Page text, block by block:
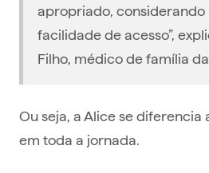
apropriado, considerando
facilidade de acesso”,
Filho, médico de família
Ou seja, a Alice se
em toda a jornada.